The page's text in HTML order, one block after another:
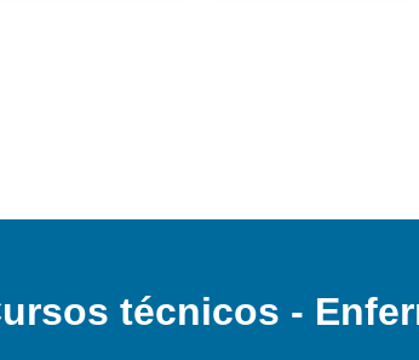
técnicos -